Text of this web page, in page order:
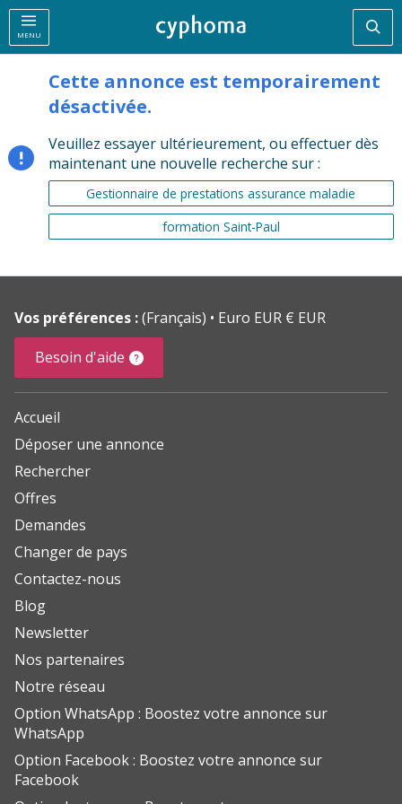
MENU
Cette annonce est temporairement
désactivée.
Veuillez essayer ultérieurement, ou effectuer dès
maintenant une nouvelle recherche sur :
Gestionnaire de prestations assurance maladie
formation Saint-Paul
Vos préférences :(Français)
Euro EUR € EUR
Besoin d'aide
Accueil
Déposer une annonce
Rechercher
Offres
Demandes
Changer de pays
Contactez-nous
Blog
Newsletter
Nos partenaires
Notre réseau
Option WhatsApp : Boostez votre annonce sur
WhatsApp
Option Facebook : Boostez votre annonce sur
Facebook